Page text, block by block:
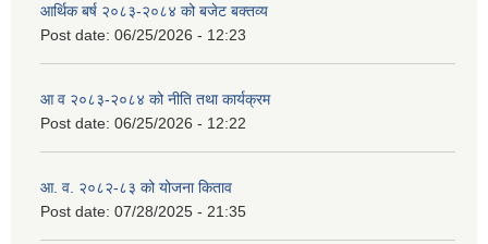
आर्थिक बर्ष २०८३-२०८४ को बजेट बक्तव्य
Post date: 06/25/2026 - 12:23
आ व २०८३-२०८४ को नीति तथा कार्यक्रम
Post date: 06/25/2026 - 12:22
आ. व. २०८२-८३ को योजना किताव
Post date: 07/28/2025 - 21:35